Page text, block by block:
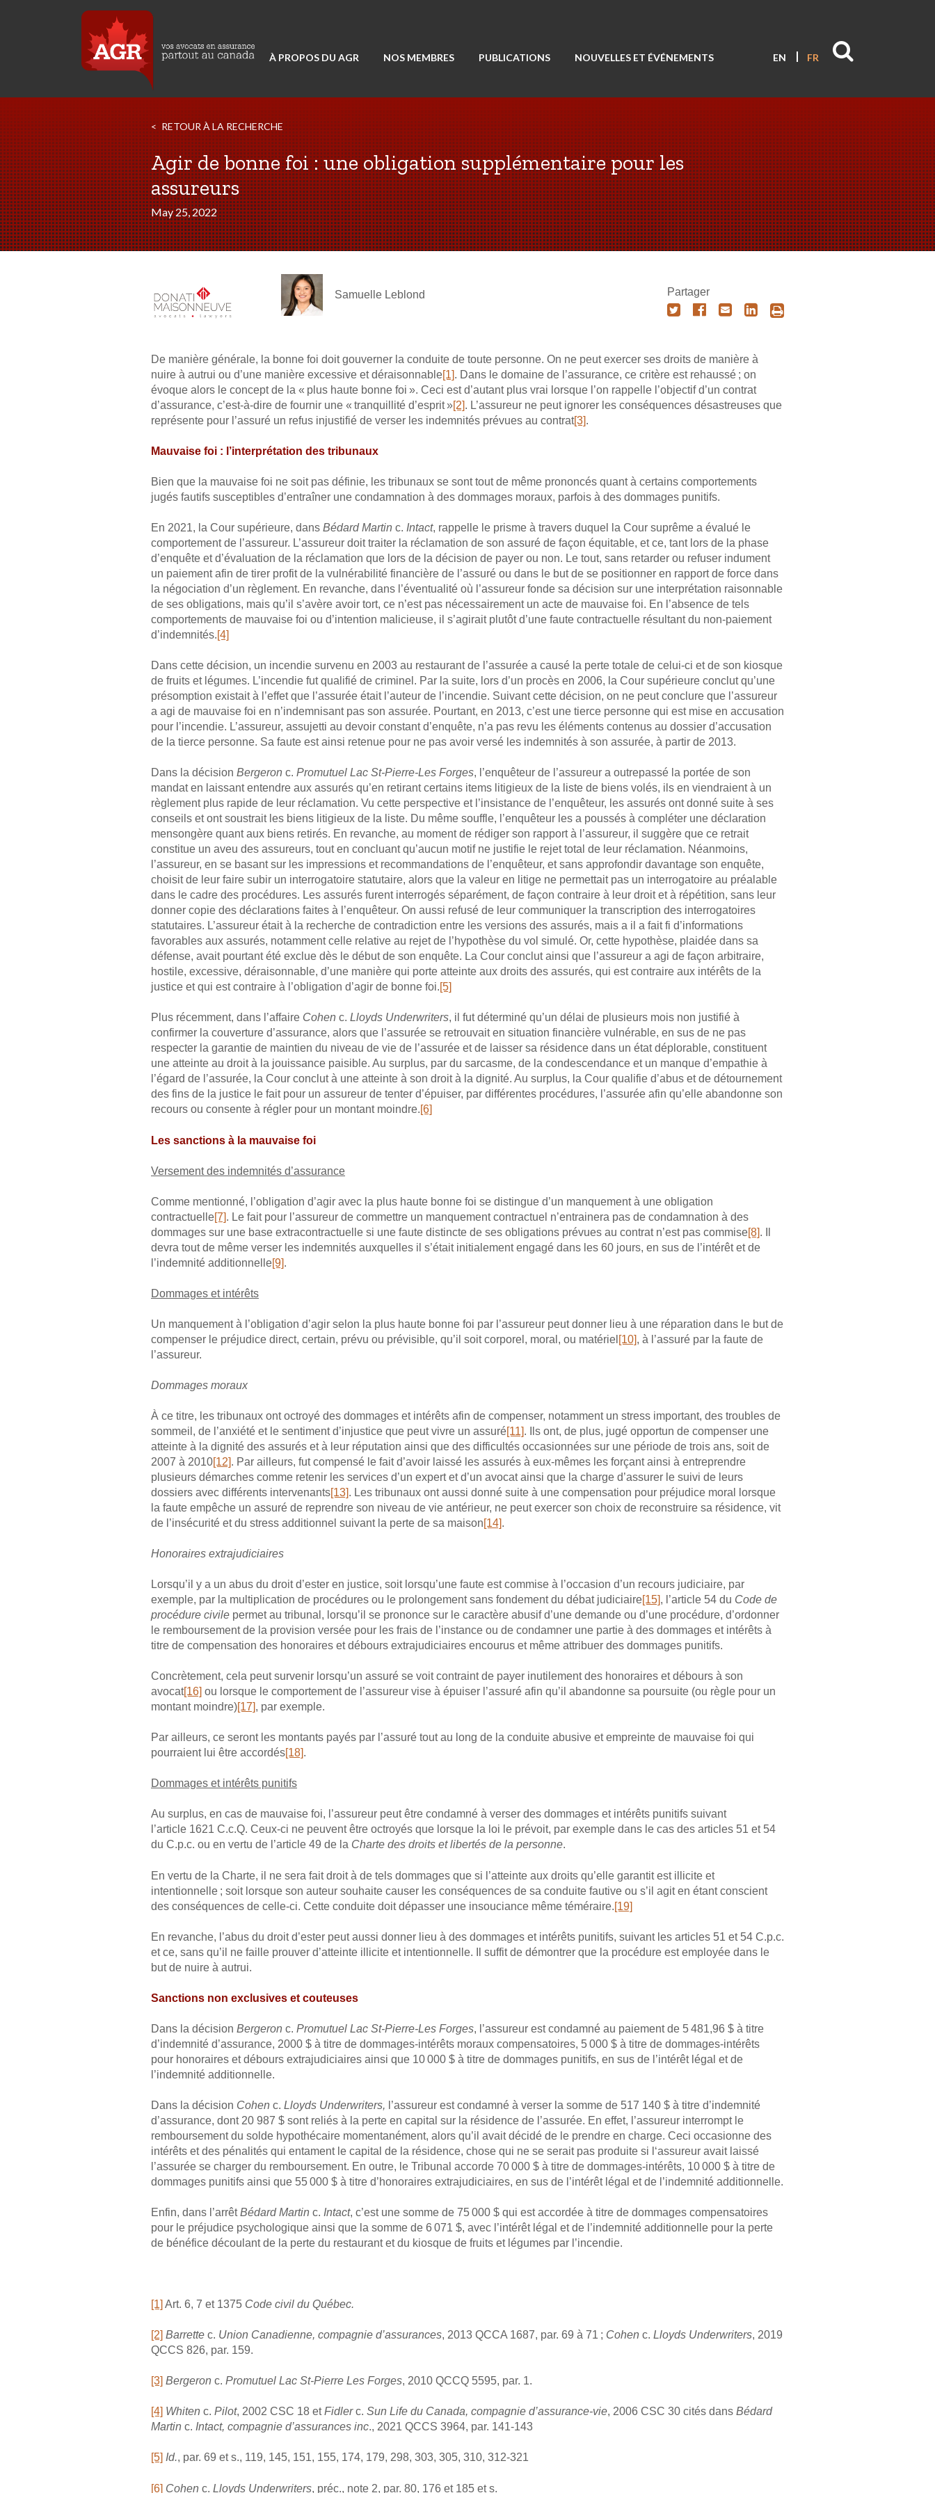
À PROPOS DU AGR NOS MEMBRES PUBLICATIONS NOUVELLES ET ÉVÉNEMENTS EN FR
RETOUR À LA RECHERCHE
Agir de bonne foi : une obligation supplémentaire pour les
assureurs
May 25, 2022
Samuelle Leblond Partager
De manière générale, la bonne foi doit gouverner la conduite de toute personne. On ne peut exercer ses droits de manière à
nuire à autrui ou d’une manière excessive et déraisonnable[1]. Dans le domaine de l’assurance, ce critère est rehaussé ; on
évoque alors le concept de la « plus haute bonne foi ». Ceci est d’autant plus vrai lorsque l’on rappelle l’objectif d’un contrat
d’assurance, c’est-à-dire de fournir une « tranquillité d’esprit »[2]. L’assureur ne peut ignorer les conséquences désastreuses que
représente pour l’assuré un refus injustifié de verser les indemnités prévues au contrat[3].
Mauvaise foi : l’interprétation des tribunaux
Bien que la mauvaise foi ne soit pas définie, les tribunaux se sont tout de même prononcés quant à certains comportements
jugés fautifs susceptibles d’entraîner une condamnation à des dommages moraux, parfois à des dommages punitifs.
En 2021, la Cour supérieure, dans Bédard Martin c. Intact, rappelle le prisme à travers duquel la Cour suprême a évalué le
comportement de l’assureur. L’assureur doit traiter la réclamation de son assuré de façon équitable, et ce, tant lors de la phase
d’enquête et d’évaluation de la réclamation que lors de la décision de payer ou non. Le tout, sans retarder ou refuser indument
un paiement afin de tirer profit de la vulnérabilité financière de l’assuré ou dans le but de se positionner en rapport de force dans
la négociation d’un règlement. En revanche, dans l’éventualité où l’assureur fonde sa décision sur une interprétation raisonnable
de ses obligations, mais qu’il s’avère avoir tort, ce n’est pas nécessairement un acte de mauvaise foi. En l’absence de tels
comportements de mauvaise foi ou d’intention malicieuse, il s’agirait plutôt d’une faute contractuelle résultant du non-paiement
d’indemnités.[4]
Dans cette décision, un incendie survenu en 2003 au restaurant de l’assurée a causé la perte totale de celui-ci et de son kiosque
de fruits et légumes. L’incendie fut qualifié de criminel. Par la suite, lors d’un procès en 2006, la Cour supérieure conclut qu’une
présomption existait à l’effet que l’assurée était l’auteur de l’incendie. Suivant cette décision, on ne peut conclure que l’assureur
a agi de mauvaise foi en n’indemnisant pas son assurée. Pourtant, en 2013, c’est une tierce personne qui est mise en accusation
pour l’incendie. L’assureur, assujetti au devoir constant d’enquête, n’a pas revu les éléments contenus au dossier d’accusation
de la tierce personne. Sa faute est ainsi retenue pour ne pas avoir versé les indemnités à son assurée, à partir de 2013.
Dans la décision Bergeron c. Promutuel Lac St-Pierre-Les Forges, l’enquêteur de l’assureur a outrepassé la portée de son
mandat en laissant entendre aux assurés qu’en retirant certains items litigieux de la liste de biens volés, ils en viendraient à un
règlement plus rapide de leur réclamation. Vu cette perspective et l’insistance de l’enquêteur, les assurés ont donné suite à ses
conseils et ont soustrait les biens litigieux de la liste. Du même souffle, l’enquêteur les a poussés à compléter une déclaration
mensongère quant aux biens retirés. En revanche, au moment de rédiger son rapport à l’assureur, il suggère que ce retrait
constitue un aveu des assureurs, tout en concluant qu’aucun motif ne justifie le rejet total de leur réclamation. Néanmoins,
l’assureur, en se basant sur les impressions et recommandations de l’enquêteur, et sans approfondir davantage son enquête,
choisit de leur faire subir un interrogatoire statutaire, alors que la valeur en litige ne permettait pas un interrogatoire au préalable
dans le cadre des procédures. Les assurés furent interrogés séparément, de façon contraire à leur droit et à répétition, sans leur
donner copie des déclarations faites à l’enquêteur. On aussi refusé de leur communiquer la transcription des interrogatoires
statutaires. L’assureur était à la recherche de contradiction entre les versions des assurés, mais a il a fait fi d’informations
favorables aux assurés, notamment celle relative au rejet de l’hypothèse du vol simulé. Or, cette hypothèse, plaidée dans sa
défense, avait pourtant été exclue dès le début de son enquête. La Cour conclut ainsi que l’assureur a agi de façon arbitraire,
hostile, excessive, déraisonnable, d’une manière qui porte atteinte aux droits des assurés, qui est contraire aux intérêts de la
justice et qui est contraire à l’obligation d’agir de bonne foi.[5]
Plus récemment, dans l’affaire Cohen c. Lloyds Underwriters, il fut déterminé qu’un délai de plusieurs mois non justifié à
confirmer la couverture d’assurance, alors que l’assurée se retrouvait en situation financière vulnérable, en sus de ne pas
respecter la garantie de maintien du niveau de vie de l’assurée et de laisser sa résidence dans un état déplorable, constituent
une atteinte au droit à la jouissance paisible. Au surplus, par du sarcasme, de la condescendance et un manque d’empathie à
l’égard de l’assurée, la Cour conclut à une atteinte à son droit à la dignité. Au surplus, la Cour qualifie d’abus et de détournement
des fins de la justice le fait pour un assureur de tenter d’épuiser, par différentes procédures, l’assurée afin qu’elle abandonne son
recours ou consente à régler pour un montant moindre. [6]
Les sanctions à la mauvaise foi
Versement des indemnités d’assurance
Comme mentionné, l’obligation d’agir avec la plus haute bonne foi se distingue d’un manquement à une obligation
contractuelle[7]. Le fait pour l’assureur de commettre un manquement contractuel n’entrainera pas de condamnation à des
dommages sur une base extracontractuelle si une faute distincte de ses obligations prévues au contrat n’est pas commise[8]. Il
devra tout de même verser les indemnités auxquelles il s’était initialement engagé dans les 60 jours, en sus de l’intérêt et de
l’indemnité additionnelle[9].
Dommages et intérêts
Un manquement à l’obligation d’agir selon la plus haute bonne foi par l’assureur peut donner lieu à une réparation dans le but de
compenser le préjudice direct, certain, prévu ou prévisible, qu’il soit corporel, moral, ou matériel [10], à l’assuré par la faute de
l’assureur.
Dommages moraux
À ce titre, les tribunaux ont octroyé des dommages et intérêts afin de compenser, notamment un stress important, des troubles de
sommeil, de l’anxiété et le sentiment d’injustice que peut vivre un assuré[11]. Ils ont, de plus, jugé opportun de compenser une
atteinte à la dignité des assurés et à leur réputation ainsi que des difficultés occasionnées sur une période de trois ans, soit de
2007 à 2010[12]. Par ailleurs, fut compensé le fait d’avoir laissé les assurés à eux-mêmes les forçant ainsi à entreprendre
plusieurs démarches comme retenir les services d’un expert et d’un avocat ainsi que la charge d’assurer le suivi de leurs
dossiers avec différents intervenants[13]. Les tribunaux ont aussi donné suite à une compensation pour préjudice moral lorsque
la faute empêche un assuré de reprendre son niveau de vie antérieur, ne peut exercer son choix de reconstruire sa résidence, vit
de l’insécurité et du stress additionnel suivant la perte de sa maison[14].
Honoraires extrajudiciaires
Lorsqu’il y a un abus du droit d’ester en justice, soit lorsqu’une faute est commise à l’occasion d’un recours judiciaire, par
exemple, par la multiplication de procédures ou le prolongement sans fondement du débat judiciaire[15], l’article 54 du Code de
procédure civile permet au tribunal, lorsqu’il se prononce sur le caractère abusif d’une demande ou d’une procédure, d’ordonner
le remboursement de la provision versée pour les frais de l’instance ou de condamner une partie à des dommages et intérêts à
titre de compensation des honoraires et débours extrajudiciaires encourus et même attribuer des dommages punitifs.
Concrètement, cela peut survenir lorsqu’un assuré se voit contraint de payer inutilement des honoraires et débours à son
avocat[16] ou lorsque le comportement de l’assureur vise à épuiser l’assuré afin qu’il abandonne sa poursuite (ou règle pour un
montant moindre)[17], par exemple.
Par ailleurs, ce seront les montants payés par l’assuré tout au long de la conduite abusive et empreinte de mauvaise foi qui
pourraient lui être accordés[18].
Dommages et intérêts punitifs
Au surplus, en cas de mauvaise foi, l’assureur peut être condamné à verser des dommages et intérêts punitifs suivant
l’article 1621 C.c.Q. Ceux-ci ne peuvent être octroyés que lorsque la loi le prévoit, par exemple dans le cas des articles 51 et 54
du C.p.c. ou en vertu de l’article 49 de la Charte des droits et libertés de la personne.
En vertu de la Charte, il ne sera fait droit à de tels dommages que si l’atteinte aux droits qu’elle garantit est illicite et
intentionnelle ; soit lorsque son auteur souhaite causer les conséquences de sa conduite fautive ou s’il agit en étant conscient
des conséquences de celle-ci. Cette conduite doit dépasser une insouciance même téméraire.[19]
En revanche, l’abus du droit d’ester peut aussi donner lieu à des dommages et intérêts punitifs, suivant les articles 51 et 54 C.p.c.
et ce, sans qu’il ne faille prouver d’atteinte illicite et intentionnelle. Il suffit de démontrer que la procédure est employée dans le
but de nuire à autrui.
Sanctions non exclusives et couteuses
Dans la décision Bergeron c. Promutuel Lac St-Pierre-Les Forges, l’assureur est condamné au paiement de 5 481,96 $ à titre
d’indemnité d’assurance, 2000 $ à titre de dommages-intérêts moraux compensatoires, 5 000 $ à titre de dommages-intérêts
pour honoraires et débours extrajudiciaires ainsi que 10 000 $ à titre de dommages punitifs, en sus de l’intérêt légal et de
l’indemnité additionnelle.
Dans la décision Cohen c. Lloyds Underwriters, l’assureur est condamné à verser la somme de 517 140 $ à titre d’indemnité
d’assurance, dont 20 987 $ sont reliés à la perte en capital sur la résidence de l’assurée. En effet, l’assureur interrompt le
remboursement du solde hypothécaire momentanément, alors qu’il avait décidé de le prendre en charge. Ceci occasionne des
intérêts et des pénalités qui entament le capital de la résidence, chose qui ne se serait pas produite si l‘assureur avait laissé
l’assurée se charger du remboursement. En outre, le Tribunal accorde 70 000 $ à titre de dommages-intérêts, 10 000 $ à titre de
dommages punitifs ainsi que 55 000 $ à titre d’honoraires extrajudiciaires, en sus de l’intérêt légal et de l’indemnité additionnelle.
Enfin, dans l’arrêtBédard Martin c. Intact, c’est une somme de 75 000 $ qui est accordée à titre de dommages compensatoires
pour le préjudice psychologique ainsi que la somme de 6 071 $, avec l’intérêt légal et de l’indemnité additionnelle pour la perte
de bénéfice découlant de la perte du restaurant et du kiosque de fruits et légumes par l’incendie.
[1] Art. 6, 7 et 1375 Code civil du Québec.
[2] Barrette c. Union Canadienne, compagnie d’assurances, 2013 QCCA 1687, par. 69 à 71 ; Cohen c. Lloyds Underwriters, 2019
QCCS 826, par. 159.
[3] Bergeron c. Promutuel Lac St-Pierre Les Forges, 2010 QCCQ 5595, par. 1.
[4] Whiten c. Pilot, 2002 CSC 18 etFidlerc. Sun Life du Canada, compagnie d’assurance-vie, 2006 CSC 30 cités dans Bédard
Martin c. Intact, compagnie d’assurances inc., 2021 QCCS 3964, par. 141-143
[5] Id., par. 69 et s., 119, 145, 151, 155, 174, 179, 298, 303, 305, 310, 312-321
[6] Cohen c. Lloyds Underwriters, préc., note 2, par. 80, 176 et 185 et s.